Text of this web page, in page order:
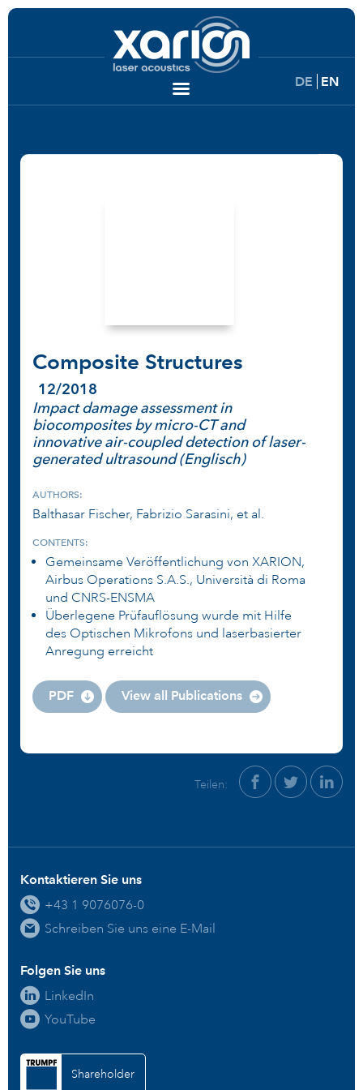
DE EN
Composite Structures
12/2018
Impact damage assessment in
biocomposites by micro-CT and
innovative air-coupled detection of laser-
generated ultrasound (Englisch)
AUTHORS:
Balthasar Fischer, Fabrizio Sarasini, et al.
CONTENTS:
Gemeinsame Veröffentlichung von XARION,
Airbus Operations S.A.S., Università di Roma
und CNRS-ENSMA
Überlegene Prüfauflösung wurde mit Hilfe
des Optischen Mikrofons und laserbasierter
Anregung erreicht
PDF View all Publications
Teilen:
Kontaktieren Sie uns
+43 1 9076076-0
Schreiben Sie uns eine E-Mail
Folgen Sie uns
LinkedIn
YouTube
Shareholder